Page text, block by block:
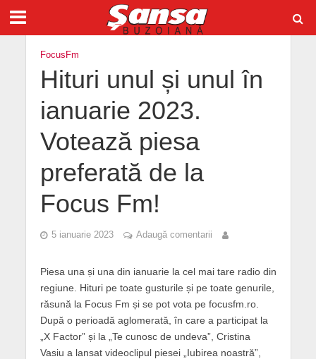
FocusFm
Hituri unul și unul în
ianuarie 2023.
Votează piesa
preferată de la
Focus Fm!
5 ianuarie 2023 Adaugă comentarii
Piesa una și una din ianuarie la cel mai tare radio din
regiune. Hituri pe toate gusturile și pe toate genurile,
răsună la Focus Fm și se pot vota pe focusfm.ro.
După o perioadă aglomerată, în care a participat la
„X Factor” și la „Te cunosc de undeva”, Cristina
Vasiu a lansat videoclipul piesei „Iubirea noastră”,